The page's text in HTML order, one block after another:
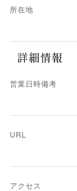
所在地
詳細情報
営業日時備考
URL
アクセス